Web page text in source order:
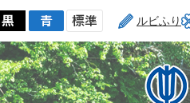
ルビふり